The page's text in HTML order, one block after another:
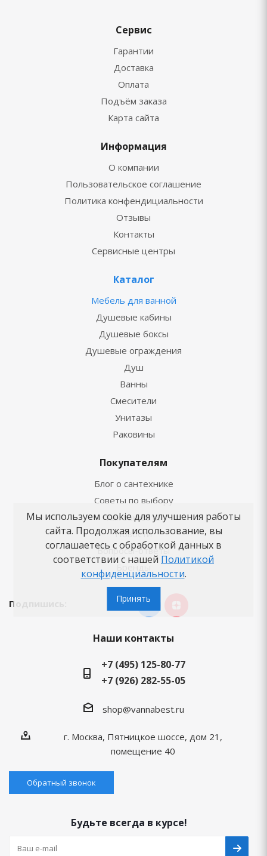
Сервис
Гарантии
Доставка
Оплата
Подъём заказа
Карта сайта
Информация
О компании
Пользовательское соглашение
Политика конфендициальности
Отзывы
Контакты
Сервисные центры
Каталог
Мебель для ванной
Душевые кабины
Душевые боксы
Душевые ограждения
Душ
Ванны
Смесители
Унитазы
Раковины
Покупателям
Блог о сантехнике
Советы по выбору
Как заказать
Новости
Вопросы-ответы
Подпишись:
Наши контакты
+7 (495) 125-80-77
+7 (926) 282-55-05
shop@vannabest.ru
г. Москва, Пятницкое шоссе, дом 21,
помещение 40
Обратный звонок
Будьте всегда в курсе!
Мы используем cookie для улучшения работы
сайта. Продолжая использование, вы
соглашаетесь с обработкой данных в
соответствии с нашей Политикой
конфиденциальности.
Принять